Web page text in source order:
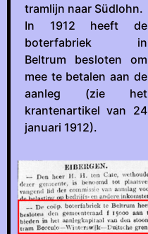
tramlijn naar Südlohn.
In 1912 heeft de
boterfabriek in
Beltrum besloten om
mee te betalen aan de
aanleg (zie het
krantenartikel van 24
januari 1912).